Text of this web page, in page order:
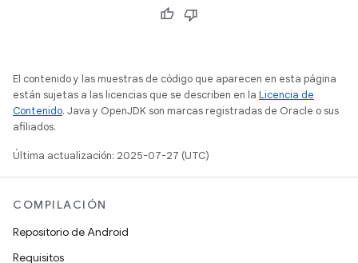
El contenido y las muestras de código que aparecen en esta página
están sujetas a las licencias que se describen en la Licencia de
Contenido. Java y OpenJDK son marcas registradas de Oracle o sus
afiliados.
Última actualización: 2025-07-27 (UTC)
COMPILACIÓN
Repositorio de Android
Requisitos